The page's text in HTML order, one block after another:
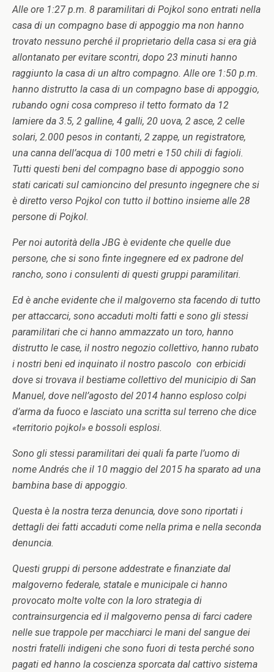
Alle ore 1:27 p.m. 8 paramilitari di Pojkol sono entrati nella
casa di un compagno base di appoggio ma non hanno
trovato nessuno perché il proprietario della casa si era già
allontanato per evitare scontri, dopo 23 minuti hanno
raggiunto la casa di un altro compagno. Alle ore 1:50 p.m.
hanno distrutto la casa di un compagno base di appoggio,
rubando ogni cosa compreso il tetto formato da 12
lamiere da 3.5, 2 galline, 4 galli, 20 uova, 2 asce, 2 celle
solari, 2.000 pesos in contanti, 2 zappe, un registratore,
una canna dell’acqua di 100 metri e 150 chili di fagioli.
Tutti questi beni del compagno base di appoggio sono
stati caricati sul camioncino del presunto ingegnere che si
è diretto verso Pojkol con tutto il bottino insieme alle 28
persone di Pojkol.
Per noi autorità della JBG è evidente che quelle due
persone, che si sono finte ingegnere ed ex padrone del
rancho, sono i consulenti di questi gruppi paramilitari.
Ed è anche evidente che il malgoverno sta facendo di tutto
per attaccarci, sono accaduti molti fatti e sono gli stessi
paramilitari che ci hanno ammazzato un toro, hanno
distrutto le case, il nostro negozio collettivo, hanno rubato
i nostri beni ed inquinato il nostro pascolo con erbicidi
dove si trovava il bestiame collettivo del municipio di San
Manuel, dove nell’agosto del 2014 hanno esploso colpi
d’arma da fuoco e lasciato una scritta sul terreno che dice
«territorio pojkol» e bossoli esplosi.
Sono gli stessi paramilitari dei quali fa parte l’uomo di
nome Andrés che il 10 maggio del 2015 ha sparato ad una
bambina base di appoggio.
Questa è la nostra terza denuncia, dove sono riportati i
dettagli dei fatti accaduti come nella prima e nella seconda
denuncia.
Questi gruppi di persone addestrate e finanziate dal
malgoverno federale, statale e municipale ci hanno
provocato molte volte con la loro strategia di
contrainsurgencia ed il malgoverno pensa di farci cadere
nelle sue trappole per macchiarci le mani del sangue dei
nostri fratelli indigeni che sono fuori di testa perché sono
pagati ed hanno la coscienza sporcata dal cattivo sistema